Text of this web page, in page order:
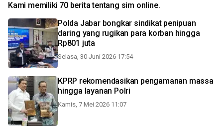
Kami memiliki 70 berita tentang sim online.
Polda Jabar bongkar sindikat penipuan
daring yang rugikan para korban hingga
Rp801 juta
Selasa, 30 Juni 2026 17:54
KPRP rekomendasikan pengamanan massa
hingga layanan Polri
Kamis, 7 Mei 2026 11:07